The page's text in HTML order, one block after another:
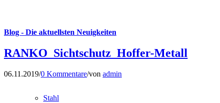
Stahl
Blog - Die aktuellsten Neuigkeiten
RANKO_Sichtschutz_Hoffer-Metall
06.11.2019/0 Kommentare/von admin